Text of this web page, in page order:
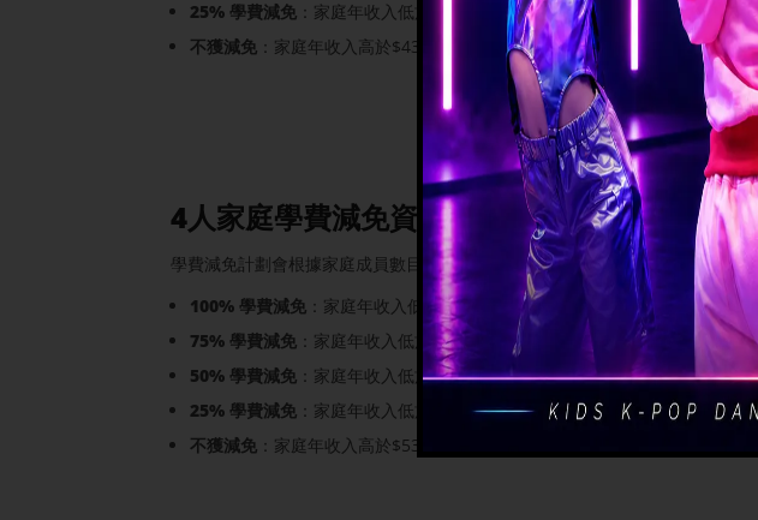
25% 學費減免：家庭年收入低於$430,500
不獲減免：家庭年收入高於$430,500
4人家庭學費減免資格
學費減免計劃會根據家庭成員數目及全年總收入來決定，以下是按4人家庭為列：
100% 學費減免：家庭年收入低於$262,000
75% 學費減免：家庭年收入低於$364,500
50% 學費減免：家庭年收入低於$451,000
25% 學費減免：家庭年收入低於$539,000
不獲減免：家庭年收入高於$539,000